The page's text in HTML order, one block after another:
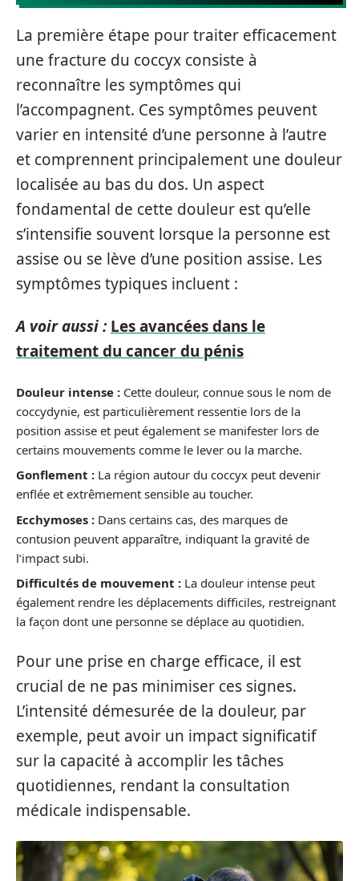
La première étape pour traiter efficacement
une fracture du coccyx consiste à
reconnaître les symptômes qui
l’accompagnent. Ces symptômes peuvent
varier en intensité d’une personne à l’autre
et comprennent principalement une douleur
localisée au bas du dos. Un aspect
fondamental de cette douleur est qu’elle
s’intensifie souvent lorsque la personne est
assise ou se lève d’une position assise. Les
symptômes typiques incluent :
A voir aussi : Les avancées dans le
traitement du cancer du pénis
Douleur intense : Cette douleur, connue sous le nom de
coccydynie, est particulièrement ressentie lors de la
position assise et peut également se manifester lors de
certains mouvements comme le lever ou la marche.
Gonflement : La région autour du coccyx peut devenir
enflée et extrêmement sensible au toucher.
Ecchymoses : Dans certains cas, des marques de
contusion peuvent apparaître, indiquant la gravité de
l’impact subi.
Difficultés de mouvement : La douleur intense peut
également rendre les déplacements difficiles, restreignant
la façon dont une personne se déplace au quotidien.
Pour une prise en charge efficace, il est
crucial de ne pas minimiser ces signes.
L’intensité démesurée de la douleur, par
exemple, peut avoir un impact significatif
sur la capacité à accomplir les tâches
quotidiennes, rendant la consultation
médicale indispensable.